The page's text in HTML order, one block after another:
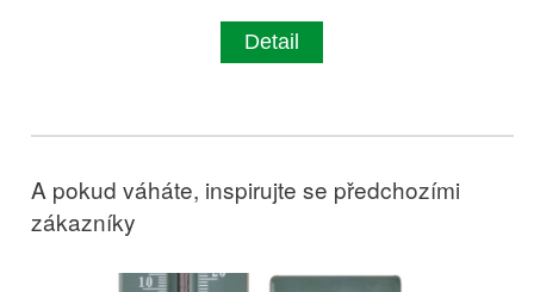
Detail
A pokud váháte, inspirujte se předchozími
zákazníky